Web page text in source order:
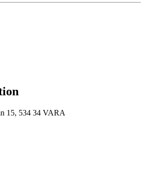
15, 534 34 VARA